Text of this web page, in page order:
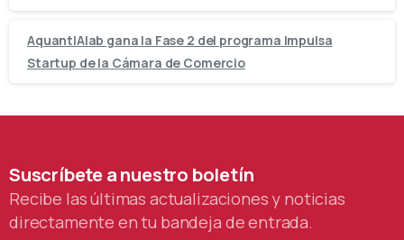
AquantIAlab gana la Fase 2 del programa Impulsa
Startup de la Cámara de Comercio
Suscríbeteanuestro boletín
Recibe las últimas actualizaciones y noticias
directamente en tu bandeja de entrada.